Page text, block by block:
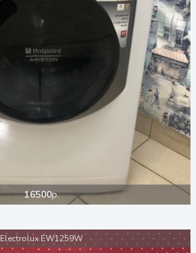
16500р.
Electrolux EW1259W